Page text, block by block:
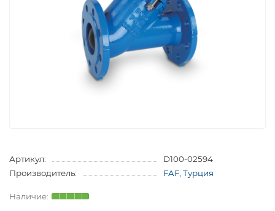
Артикул:
D100-02594
Производитель:
FAF, Турция